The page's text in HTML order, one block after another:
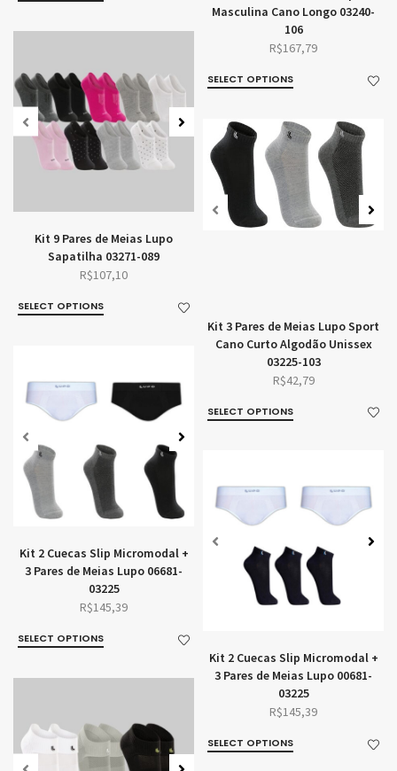
Masculina Cano Longo 03240-
106
R$167,79
SELECT OPTIONS
Kit 9 Pares de Meias Lupo
Sapatilha 03271-089
R$107,10
SELECT OPTIONS
Kit 3 Pares de Meias Lupo Sport
Cano Curto Algodão Unissex
03225-103
R$42,79
SELECT OPTIONS
Kit 2 Cuecas Slip Micromodal +
3 Pares de Meias Lupo 06681-
03225
R$145,39
SELECT OPTIONS
Kit 2 Cuecas Slip Micromodal +
3 Pares de Meias Lupo 00681-
03225
R$145,39
SELECT OPTIONS